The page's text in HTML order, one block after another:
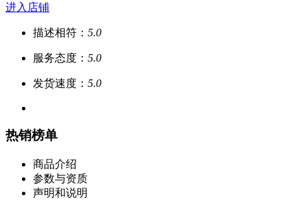
进入店铺
描述相符： 5.0
服务态度： 5.0
发货速度： 5.0
热销榜单
商品介绍
参数与资质
声明和说明